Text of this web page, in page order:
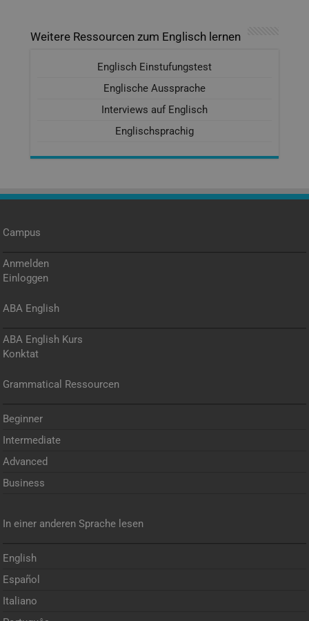
Weitere Ressourcen zum Englisch lernen
Englisch Einstufungstest
Englische Aussprache
Interviews auf Englisch
Englischsprachig
Campus
Anmelden
Einloggen
ABA English
ABA English Kurs
Konktat
Grammatical Ressourcen
Beginner
Intermediate
Advanced
Business
In einer anderen Sprache lesen
English
Español
Italiano